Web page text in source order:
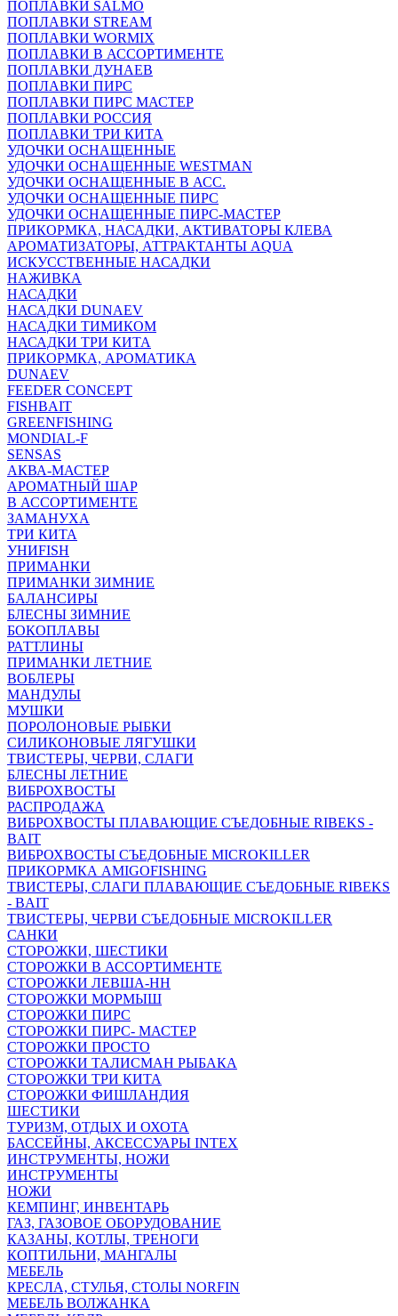
ПОПЛАВКИ SALMO
ПОПЛАВКИ STREAM
ПОПЛАВКИ WORMIX
ПОПЛАВКИ В АССОРТИМЕНТЕ
ПОПЛАВКИ ДУНАЕВ
ПОПЛАВКИ ПИРС
ПОПЛАВКИ ПИРС МАСТЕР
ПОПЛАВКИ РОССИЯ
ПОПЛАВКИ ТРИ КИТА
УДОЧКИ ОСНАЩЕННЫЕ
УДОЧКИ ОСНАЩЕННЫЕ WESTMAN
УДОЧКИ ОСНАЩЕННЫЕ В АСС.
УДОЧКИ ОСНАЩЕННЫЕ ПИРС
УДОЧКИ ОСНАЩЕННЫЕ ПИРС-МАСТЕР
ПРИКОРМКА, НАСАДКИ, АКТИВАТОРЫ КЛЕВА
АРОМАТИЗАТОРЫ, АТТРАКТАНТЫ AQUA
ИСКУССТВЕННЫЕ НАСАДКИ
НАЖИВКА
НАСАДКИ
НАСАДКИ DUNAEV
НАСАДКИ ТИМИКОМ
НАСАДКИ ТРИ КИТА
ПРИКОРМКА, АРОМАТИКА
DUNAEV
FEEDER CONCEPT
FISHBAIT
GREENFISHING
MONDIAL-F
SENSAS
АКВА-МАСТЕР
АРОМАТНЫЙ ШАР
В АССОРТИМЕНТЕ
ЗАМАНУХА
ТРИ КИТА
УНИFISH
ПРИМАНКИ
ПРИМАНКИ ЗИМНИЕ
БАЛАНСИРЫ
БЛЕСНЫ ЗИМНИЕ
БОКОПЛАВЫ
РАТТЛИНЫ
ПРИМАНКИ ЛЕТНИЕ
ВОБЛЕРЫ
МАНДУЛЫ
МУШКИ
ПОРОЛОНОВЫЕ РЫБКИ
СИЛИКОНОВЫЕ ЛЯГУШКИ
ТВИСТЕРЫ, ЧЕРВИ, СЛАГИ
БЛЕСНЫ ЛЕТНИЕ
ВИБРОХВОСТЫ
РАСПРОДАЖА
ВИБРОХВОСТЫ ПЛАВАЮЩИЕ СЪЕДОБНЫЕ RIBEKS -
BAIT
ВИБРОХВОСТЫ СЪЕДОБНЫЕ MICROKILLER
ПРИКОРМКА AMIGOFISHING
ТВИСТЕРЫ, СЛАГИ ПЛАВАЮЩИЕ СЪЕДОБНЫЕ RIBEKS
- BAIT
ТВИСТЕРЫ, ЧЕРВИ СЪЕДОБНЫЕ MICROKILLER
САНКИ
СТОРОЖКИ, ШЕСТИКИ
СТОРОЖКИ В АССОРТИМЕНТЕ
СТОРОЖКИ ЛЕВША-НН
СТОРОЖКИ МОРМЫШ
СТОРОЖКИ ПИРС
СТОРОЖКИ ПИРС- МАСТЕР
СТОРОЖКИ ПРОСТО
СТОРОЖКИ ТАЛИСМАН РЫБАКА
СТОРОЖКИ ТРИ КИТА
СТОРОЖКИ ФИШЛАНДИЯ
ШЕСТИКИ
ТУРИЗМ, ОТДЫХ И ОХОТА
БАССЕЙНЫ, АКСЕССУАРЫ INTEX
ИНСТРУМЕНТЫ, НОЖИ
ИНСТРУМЕНТЫ
НОЖИ
КЕМПИНГ, ИНВЕНТАРЬ
ГАЗ, ГАЗОВОЕ ОБОРУДОВАНИЕ
КАЗАНЫ, КОТЛЫ, ТРЕНОГИ
КОПТИЛЬНИ, МАНГАЛЫ
МЕБЕЛЬ
КРЕСЛА, СТУЛЬЯ, СТОЛЫ NORFIN
МЕБЕЛЬ ВОЛЖАНКА